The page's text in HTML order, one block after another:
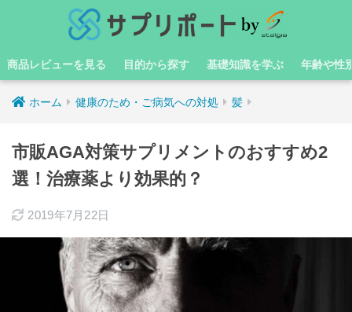
商品レビューを見る 目的から探す 基礎知識を学ぶ 年齢や性
ホーム 健康のため・ご病気への対処 髪
市販AGA対策サプリメントのおすすめ2
選！治療薬より効果的？
2019年7月22日